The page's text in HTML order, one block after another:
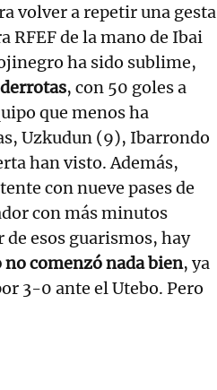
volver a repetir una gesta
RFEF de la mano de Ibai
ha sido sublime,
, con 50 goles a
que menos ha
Uzkudun (9), Ibarrondo
han visto. Además,
con nueve pases de
con más minutos
esos guarismos, hay
comenzó nada bien, ya
3-0 ante el Utebo. Pero